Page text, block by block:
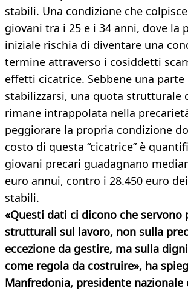
stabili. Una condizione che
giovani tra i 25 e i 34 anni, dove la
iniziale rischia di diventare una
termine attraverso i cosiddetti
effetti cicatrice. Sebbene una parte
stabilizzarsi, una quota strutturale
rimane intrappolata nella
peggiorare la propria condizione
costo di questa “cicatrice” è
giovani precari guadagnano
euro annui, contro i 28.450 euro
stabili.
«Questi dati ci dicono che servono
strutturali sul lavoro, non sulla
eccezione da gestire, ma sulla
come regola da costruire», ha
Manfredonia, presidente nazionale